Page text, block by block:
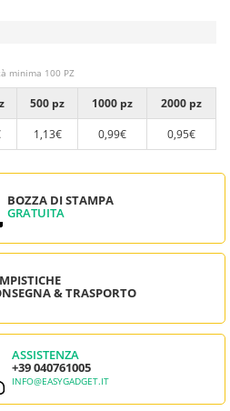
minima 100 PZ
500 pz 1000 pz
2000 pz
1,13€ 0,99€ 0,95€
BOZZA DI STAMPA
GRATUITA
& TRASPORTO
ASSISTENZA
+39 040761005
INFO@EASYGADGET.IT